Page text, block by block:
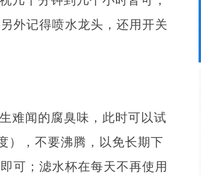
外记得喷水龙头，还用开关
难闻的腐臭味，此时可以试
），不要沸腾，以免长期下
可；滤水杯在每天不再使用